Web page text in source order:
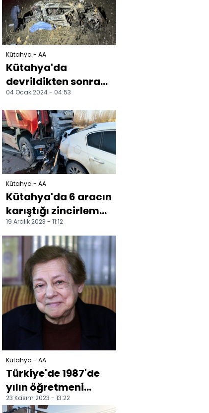
yaralandı
Kütahya - AA
Kütahya'da
devrildikten sonra
yanan otomobildeki
1 kişi öldü, 2 kişi
yarala...
04 Ocak 2024 - 04:53
Kütahya - AA
Kütahya'da 6 aracın
karıştığı zincirleme
kazada 4 kişi
yaralandı
19 Aralık 2023 - 11:12
Kütahya - AA
Türkiye'de 1987'de
yılın öğretmeni
seçilen Kütahyalı
23 Kasım 2023 - 13:22